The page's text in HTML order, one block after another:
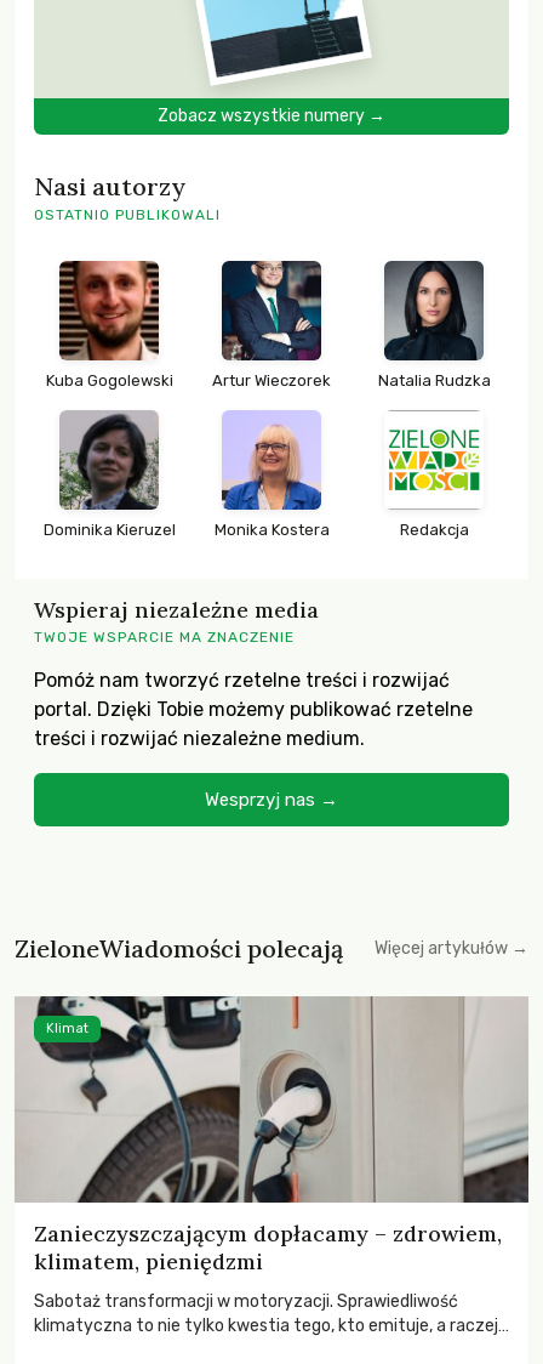
Zobacz wszystkie numery →
Nasi autorzy
OSTATNIO PUBLIKOWALI
Kuba Gogolewski Artur Wieczorek Natalia Rudzka
Dominika Kieruzel Monika Kostera Redakcja
Wspieraj niezależne media
TWOJE WSPARCIE MA ZNACZENIE
Pomóż nam tworzyć rzetelne treści i rozwijać
portal. Dzięki Tobie możemy publikować rzetelne
treści i rozwijać niezależne medium.
Wesprzyj nas →
ZieloneWiadomości polecają Więcej artykułów →
Zanieczyszczającym dopłacamy – zdrowiem,
klimatem, pieniędzmi
Sabotaż transformacji w motoryzacji. Sprawiedliwość
klimatyczna to nie tylko kwestia tego, kto emituje, a raczej
Klimat